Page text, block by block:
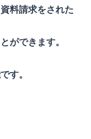
料請求をされた
できます。
す。